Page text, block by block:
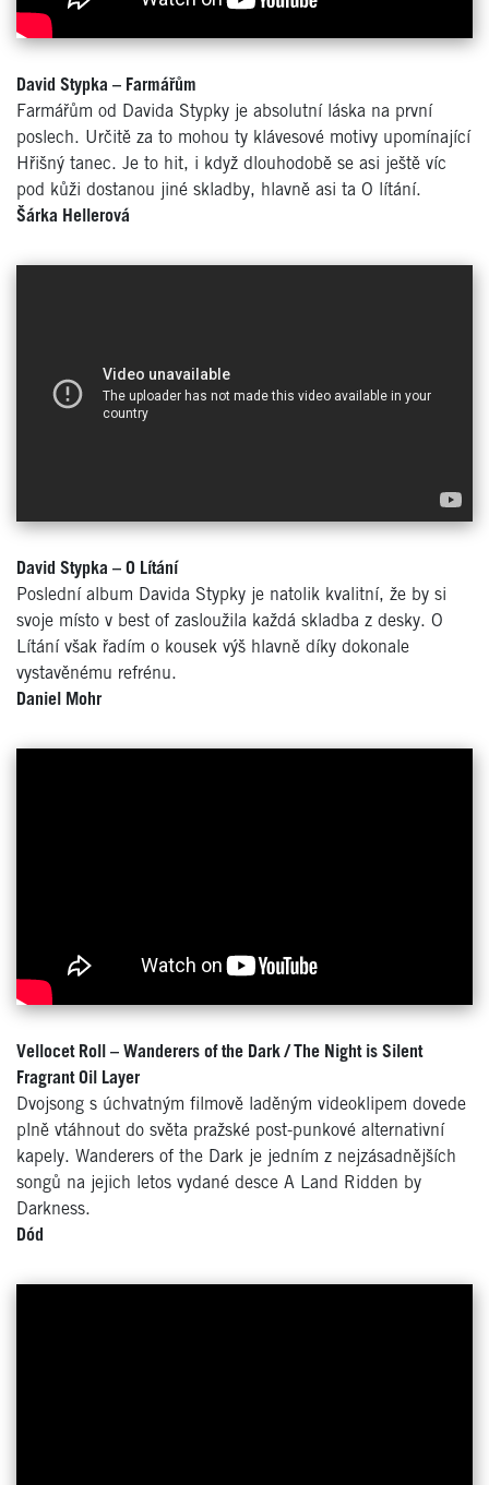
David Stypka – Farmářům
Farmářům od Davida Stypky je absolutní láska na první
poslech. Určitě za to mohou ty klávesové motivy upomínající
Hřišný tanec. Je to hit, i když dlouhodobě se asi ještě víc
pod kůži dostanou jiné skladby, hlavně asi ta O lítání.
Šárka Hellerová
David Stypka – O Lítání
Poslední album Davida Stypky je natolik kvalitní, že by si
svoje místo v best of zasloužila každá skladba z desky. O
Lítání však řadím o kousek výš hlavně díky dokonale
vystavěnému refrénu.
Daniel Mohr
Vellocet Roll – Wanderers of the Dark / The Night is Silent
Fragrant Oil Layer
Dvojsong s úchvatným filmově laděným videoklipem dovede
plně vtáhnout do světa pražské post-punkové alternativní
kapely. Wanderers of the Dark je jedním z nejzásadnějších
songů na jejich letos vydané desce A Land Ridden by
Darkness.
Dód